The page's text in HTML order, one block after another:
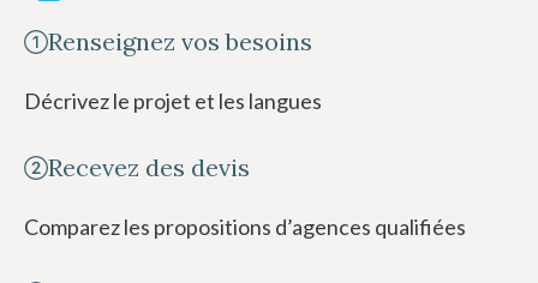
Renseignez vos besoins
Décrivez le projet et les langues
Recevez des devis
Comparez les propositions d’agences qualifiées